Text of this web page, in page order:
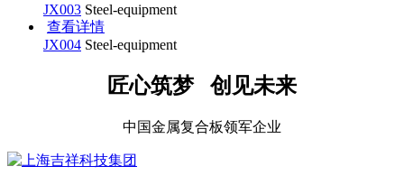
JX003 Steel-equipment
查看详情
JX004 Steel-equipment
匠心筑梦 创见未来
中国金属复合板领军企业